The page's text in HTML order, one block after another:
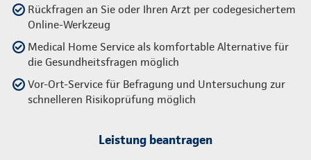
Rückfragen an Sie oder Ihren Arzt per codegesichertem
Online-Werkzeug
Medical Home Service als komfortable Alternative für
die Gesundheitsfragen möglich
Vor-Ort-Service für Befragung und Untersuchung zur
schnelleren Risikoprüfung möglich
Leistung beantragen